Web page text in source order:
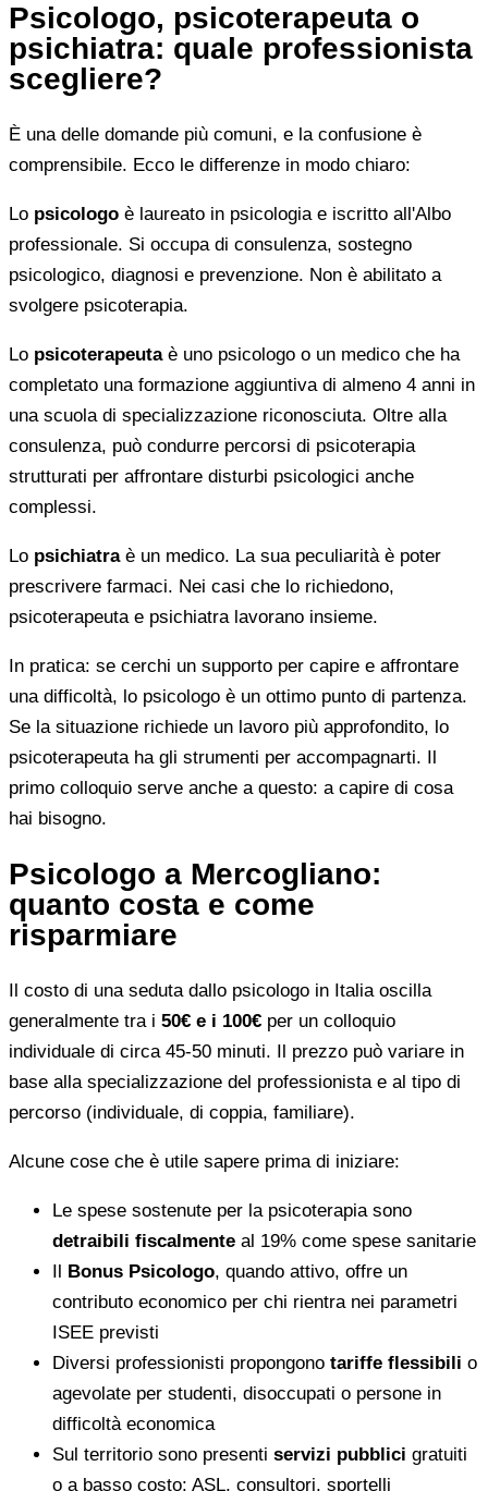
Psicologo, psicoterapeuta o
psichiatra: quale professionista
scegliere?
È una delle domande più comuni, e la confusione è
comprensibile. Ecco le differenze in modo chiaro:
Lo psicologo è laureato in psicologia e iscritto all'Albo
professionale. Si occupa di consulenza, sostegno
psicologico, diagnosi e prevenzione. Non è abilitato a
svolgere psicoterapia.
Lo psicoterapeutaè uno psicologo o un medico che ha
completato una formazione aggiuntiva di almeno 4 anni in
una scuola di specializzazione riconosciuta. Oltre alla
consulenza, può condurre percorsi di psicoterapia
strutturati per affrontare disturbi psicologici anche
complessi.
Lo psichiatraè un medico. La sua peculiarità è poter
prescrivere farmaci. Nei casi che lo richiedono,
psicoterapeuta e psichiatra lavorano insieme.
In pratica: se cerchi un supporto per capire e affrontare
una difficoltà, lo psicologo è un ottimo punto di partenza.
Se la situazione richiede un lavoro più approfondito, lo
psicoterapeuta ha gli strumenti per accompagnarti. Il
primo colloquio serve anche a questo: a capire di cosa
hai bisogno.
Psicologo a Mercogliano:
quanto costa e come
risparmiare
Il costo di una seduta dallo psicologo in Italia oscilla
generalmente tra i 50€ e i 100€ per un colloquio
individuale di circa 45-50 minuti. Il prezzo può variare in
base alla specializzazione del professionista e al tipo di
percorso (individuale, di coppia, familiare).
Alcune cose che è utile sapere prima di iniziare:
Le spese sostenute per la psicoterapia sono
detraibili fiscalmente al 19% come spese sanitarie
Il Bonus Psicologo, quando attivo, offre un
contributo economico per chi rientra nei parametri
ISEE previsti
Diversi professionisti propongono tariffe flessibili o
agevolate per studenti, disoccupati o persone in
difficoltà economica
Sul territorio sono presenti servizi pubblici gratuiti
o a basso costo: ASL, consultori, sportelli